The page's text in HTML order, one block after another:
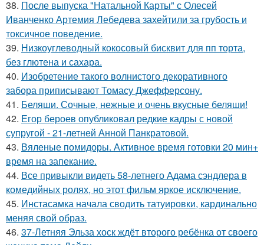
38. После выпуска "Натальной Карты" с Олесей
Иванченко Артемия Лебедева захейтили за грубость и
токсичное поведение.
39. Низкоуглеводный кокосовый бисквит для пп торта,
без глютена и сахара.
40. Изобретение такого волнистого декоративного
забора приписывают Томасу Джефферсону.
41. Беляши. Сочные, нежные и очень вкусные беляши!
42. Егор бероев опубликовал редкие кадры с новой
супругой - 21-летней Анной Панкратовой.
43. Вяленые помидоры. Активное время готовки 20 мин+
время на запекание.
44. Все привыкли видеть 58-летнего Адама сэндлера в
комедийных ролях, но этот фильм яркое исключение.
45. Инстасамка начала сводить татуировки, кардинально
меняя свой образ.
46. 37-Летняя Эльза хоск ждёт второго ребёнка от своего